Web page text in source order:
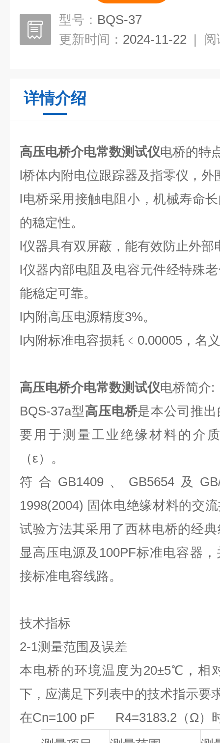
型号： BQS-37
更新时间： 2024-11-22 | 阅
详情介绍
高压电桥介电常数测试仪电桥的特
l桥体内附电位跟踪器及指零仪，外
l电桥采用接触电阻小，机械寿命
的稳定性。
l仪器具有双屏蔽，能有效防止外部
l仪器内部电阻及电容元件经特殊
能稳定可靠。
l内附高压电源精度3%。
l内附标准电容损耗﹤ 0.00005 ，名
高压电桥介电常数测试仪电桥简介:
BQS-37a型高压电桥是本公司推
要用于测量工业绝缘材料的介
（ε）。
符合 GB1409、 GB5654 及
1998(2004) 固体电绝缘材料的交
试验方法其采用了西林电桥的经
显高压电源及 100PF标准电容器
接标准电容线路。
技术指标
2-1测量范围及误差
本电桥的环境温度为20±5℃，相
下，应满足下列表中的技术指示要
在Cn=100 pF R4=3183.2（Ω）